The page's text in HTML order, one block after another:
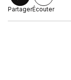
PartagerÉcouter